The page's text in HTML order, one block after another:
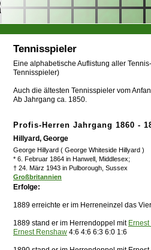
Tennisspieler
Eine alphabetische Auflistung aller
Tennisspieler)
Auch die ältesten Tennisspieler vom
Ab Jahrgang ca. 1850.
Profis-Herren Jahrgang 1860 -
Hillyard, George
George Hillyard ( George Whiteside Hillyard )
* 6. Februar 1864 in Hanwell, Middlesex;
† 24. März 1943 in Pulborough, Sussex
Großbritannien
Erfolge:
1889 erreichte er im Herreneinzel das
1889 stand er im Herrendoppel mit
Ernest Renshaw 4:6 4:6 6:3 6:0 1:6